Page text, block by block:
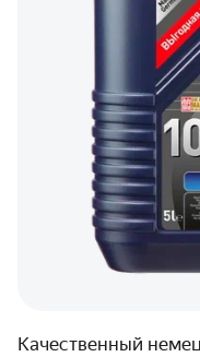
Качественный